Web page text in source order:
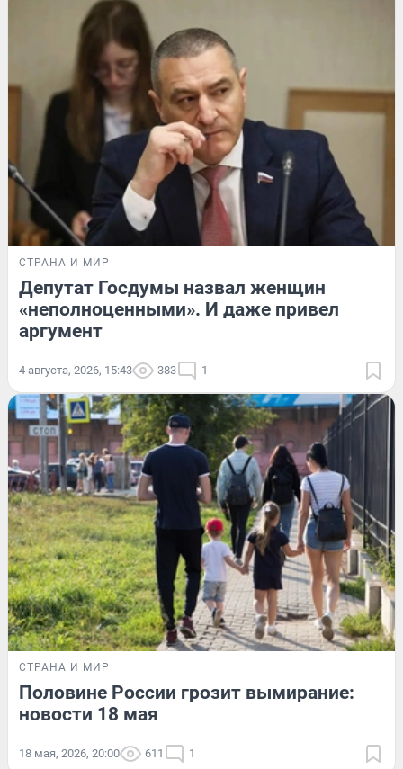
СТРАНА И МИР
Депутат Госдумы назвал женщин
«неполноценными». И даже привел
аргумент
4 августа, 2026, 15:43 383 1
СТРАНА И МИР
Половине России грозит вымирание:
новости 18 мая
18 мая, 2026, 20:00 611 1